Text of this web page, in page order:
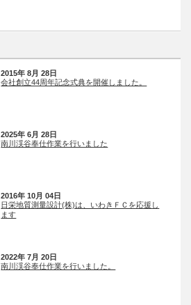
2015年 8月 28日
会社創立44周年記念式典を開催しました。
2025年 6月 28日
南川渓谷奉仕作業を行いました
2016年 10月 04日
日栄地質測量設計(株)は、いわきＦＣを応援し
ます
2022年 7月 20日
南川渓谷奉仕作業を行いました。